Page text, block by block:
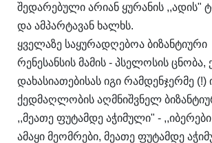
შედარებული არიან ყურანის ,,ადის"
და ამპარტავან ხალხს.
ყველაზე საყურადღებოა ბიზანტიური
რენესანსის მამის - პსელოსის
დახასიათებისას იგი რამდენჯერმე (!)
ქედმაღლობის აღმნიშვნელ
,,მეათე ფუტამდე აჭიმული" - ,,იბერები
ამაყი მეომრები, მეათე ფუტამდე